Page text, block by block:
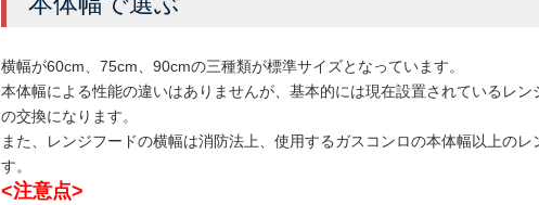
横幅が60cm、75cm、90cmの三種類が標準サイズとなっています。
本体幅による性能の違いはありませんが、基本的には現在設置されているレン
の交換になります。
また、レンジフードの横幅は消防法上、使用するガスコンロの本体幅以上の
す。
<注意点>